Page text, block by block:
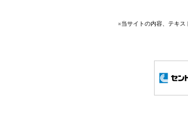
※当サイトの内容、テキス